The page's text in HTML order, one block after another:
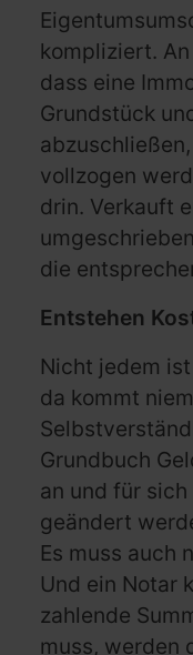
kompliziert.
dass eine
Grundstück
vollzogen
drin. Verkauft
die
Entstehen
Nicht jedem
da kommt
Grundbuch
an und für
geändert
Es muss auch
Und ein Notar
zahlende
muss, werden